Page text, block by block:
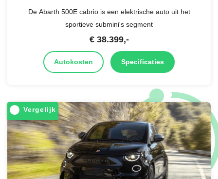
De Abarth 500E cabrio is een elektrische auto uit het
sportieve submini's segment
€ 38.399,-
Autokosten Specificaties
Vergelijk